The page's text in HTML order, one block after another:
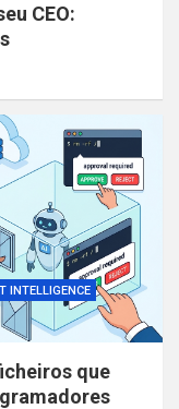
CEO:
INTELLIGENCE
que